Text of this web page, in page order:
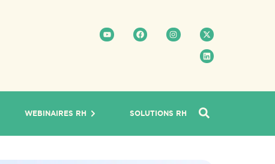
WEBINAIRES RH SOLUTIONS RH